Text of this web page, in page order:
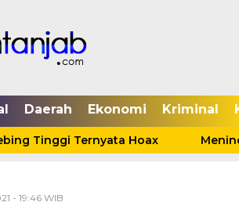
Daerah Ekonomi Kriminal
Tinggi Ternyata Hoax
- 19:46 WIB